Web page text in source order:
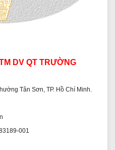
DV QT TRƯỜNG
Tân Sơn, TP. Hồ Chí Minh.
001